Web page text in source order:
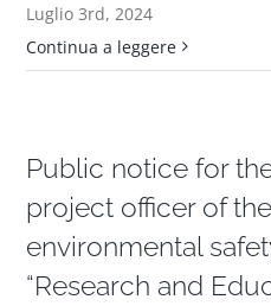
Luglio 3rd, 2024
Continua a leggere
Public notice for
project officer of
environmental
“Research and